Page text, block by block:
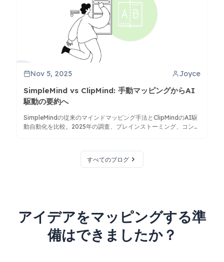
Nov 5, 2025 Joyce
SimpleMind vs ClipMind: 手動マッピングからAI
駆動の要約へ
SimpleMindの従来のマインドマッピング手法とClipMindのAI駆
動自動化を比較。2025年の調査、ブレインストーミング、コンテ
すべてのブログ
アイデアをマッピングする準
備はできましたか？